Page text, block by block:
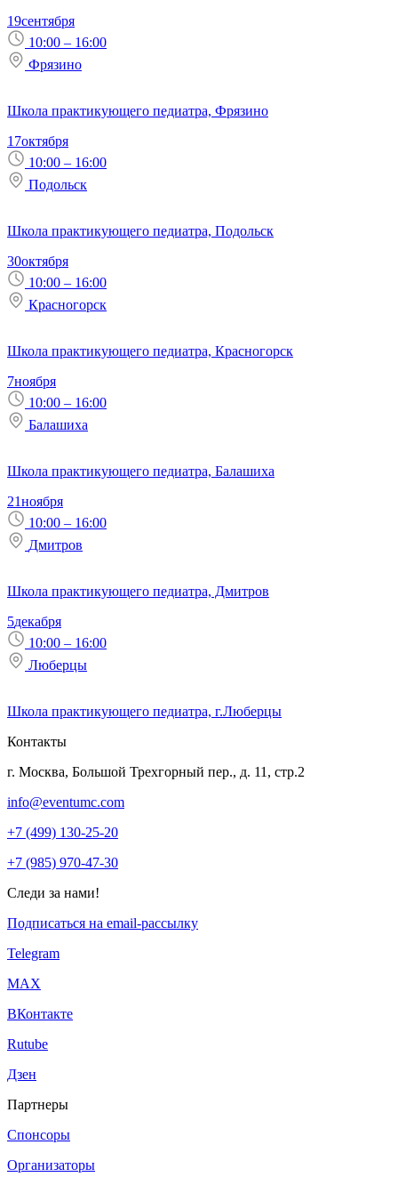
19сентября
10:00 – 16:00
Фрязино
Школа практикующего педиатра, Фрязино
17октября
10:00 – 16:00
Подольск
Школа практикующего педиатра, Подольск
30октября
10:00 – 16:00
Красногорск
Школа практикующего педиатра, Красногорск
7ноября
10:00 – 16:00
Балашиха
Школа практикующего педиатра, Балашиха
21ноября
10:00 – 16:00
Дмитров
Школа практикующего педиатра, Дмитров
5декабря
10:00 – 16:00
Люберцы
Школа практикующего педиатра, г.Люберцы
Контакты
г. Москва, Большой Трехгорный пер., д. 11, стр.2
info@eventumc.com
+7 (499) 130-25-20
+7 (985) 970-47-30
Следи за нами!
Подписаться на email-рассылку
Telegram
МАХ
ВКонтакте
Rutube
Дзен
Партнеры
Спонсоры
Организаторы